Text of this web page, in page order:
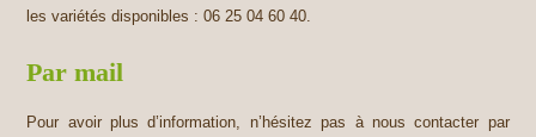
les variétés disponibles : 06 25 04 60 40.
Par mail
Pour avoir plus d’information, n’hésitez pas à nous contacter par